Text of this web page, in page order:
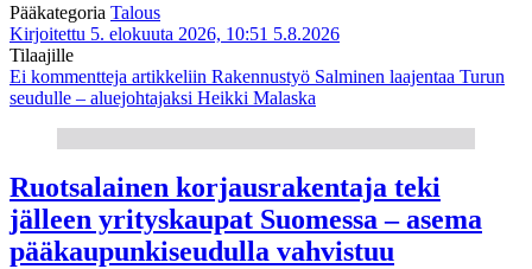
Pääkategoria Talous
Kirjoitettu 5. elokuuta 2026, 10:51 5.8.2026
Tilaajille
Ei kommentteja artikkeliin Rakennustyö Salminen laajentaa Turun
seudulle – aluejohtajaksi Heikki Malaska
Ruotsalainen korjausrakentaja teki
jälleen yrityskaupat Suomessa – asema
pääkaupunkiseudulla vahvistuu